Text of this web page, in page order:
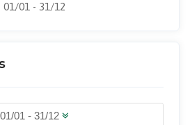
01/01 - 31/12
01/01 - 31/12